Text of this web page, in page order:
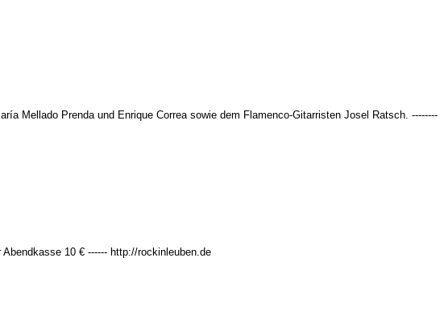
Mellado Prenda und Enrique Correa sowie dem Flamenco-Gitarristen Josel Ratsch. --------
10 € ------ http://rockinleuben.de